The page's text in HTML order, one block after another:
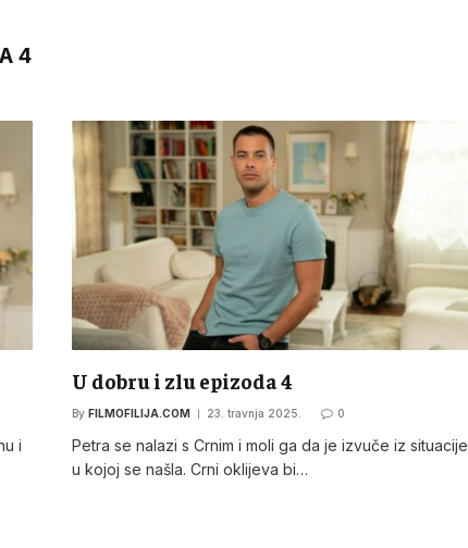
4
i
U dobru i zlu epizoda 4
By FILMOFILIJA.COM 23. travnja 2025. 0
Petra se nalazi s Crnim i moli ga da je izvuče iz situacije
u kojoj se našla. Crni oklijeva bi…